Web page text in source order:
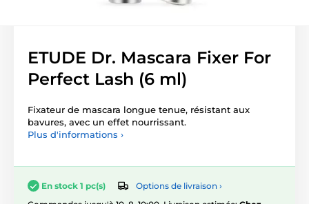
ETUDE Dr. Mascara Fixer For
Perfect Lash (6 ml)
Fixateur de mascara longue tenue, résistant aux
bavures, avec un effet nourrissant.
Plus d'informations ›
En stock 1 pc(s)
Options de livraison ›